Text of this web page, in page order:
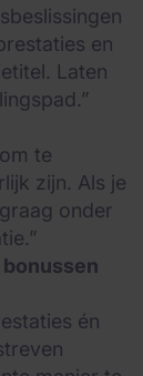
en
Laten
te
zijn. Als je
onder
én